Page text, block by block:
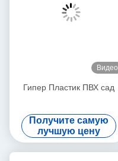
Видео
Гипер Пластик ПВХ сад
Получите самую
лучшую цену